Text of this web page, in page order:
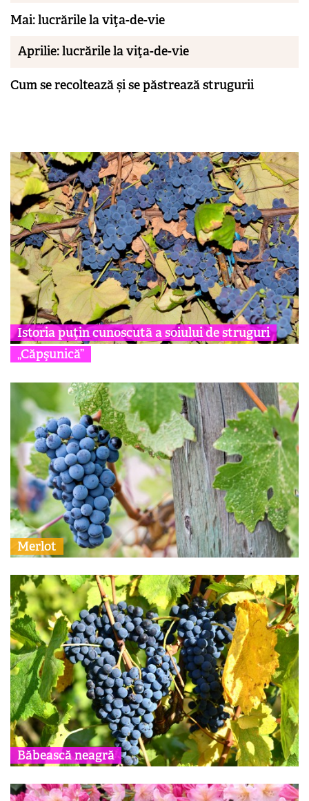
Mai: lucrările la viţa-de-vie
Aprilie: lucrările la viţa-de-vie
Cum se recoltează și se păstrează strugurii
Istoria puţin cunoscută a soiului de struguri
„Căpşunică”
Merlot
Băbească neagră